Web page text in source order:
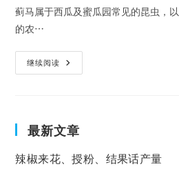
蓟马属于西瓜及蜜瓜园常见的昆虫，
的农…
继续阅读
最新文章
辣椒来花、授粉、结果话产量